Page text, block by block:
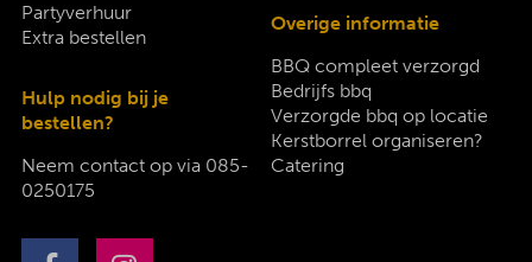
Partyverhuur
Extra bestellen
Hulp nodig bij je
bestellen?
Neem contact op via 085-
0250175
Overige informatie
BBQ compleet verzorgd
Bedrijfs bbq
Verzorgde bbq op locatie
Kerstborrel organiseren?
Catering